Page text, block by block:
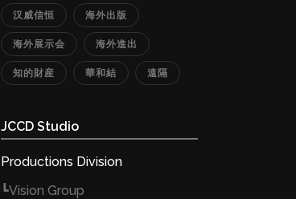
汉威信恒 海外出版
海外展示会 海外進出
知的財産 華和結 遠隔
JCCD Studio
Productions Division
┗Vision Group